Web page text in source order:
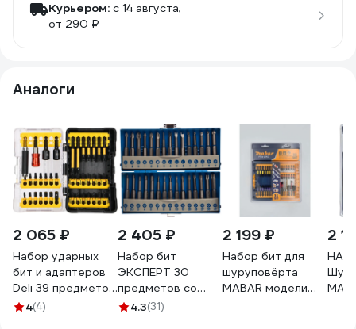
Курьером: c 14 августа,
от 290 ₽
Аналоги
2 065 ₽
Набор ударных
бит и адаптеров
Deli 39 предметов
в пластиковом
4(4)
2 405 ₽
Набор бит
ЭКСПЕРТ 30
предметов со
специальными
4.3(31)
2 199 ₽
Набор бит для
шуруповёрта
MABAR модели
2